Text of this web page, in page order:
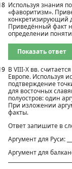
Используя знания
«фаворитизм».
конкретизирующий
Приведённый факт
определении
Показать ответ
В VIII-X вв.
Европе. Используя
подтверждение
для восточных
полуостров: один
При изложении
факты.
Ответ запишите в
Аргумент для Руси:
Аргумент для